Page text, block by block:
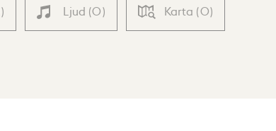
) Ljud (0) Karta (0)